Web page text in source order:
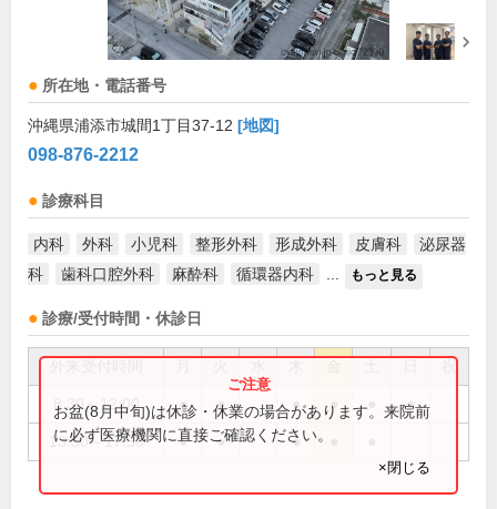
所在地・電話番号
沖縄県浦添市城間1丁目37-12 [地図]
098-876-2212
診療科目
内科 外科 小児科 整形外科 形成外科 皮膚科
泌尿器
科
歯科口腔外科 麻酔科 循環器内科 もっと見る
診療/受付時間・休診日
祝
8:30～12:00 ● ● ● ● ●
13:30～17:30 ● ● ●
お盆(8月中旬)は休診・休業の場合があります。来院前
に必ず医療機関に直接ご確認ください。
×閉じる